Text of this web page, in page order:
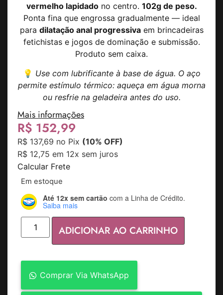
vermelho lapidadono centro. 102g de peso.
Ponta fina que engrossa gradualmente — ideal
para dilatação anal progressivaem brincadeiras
fetichistas e jogos de dominação e submissão.
Produto sem caixa.
💡 Use com lubrificante à base de água. O aço
permite estímulo térmico: aqueça em água morna
ou resfrie na geladeira antes do uso.
Mais informações
R$ 152,99
R$ 137,69 no Pix (10% OFF)
R$ 12,75 em 12x sem juros
Calcular Frete
Em estoque
Até 12x sem cartão com a Linha de Crédito.
Saiba mais
ADICIONAR AO CARRINHO
Comprar Via WhatsApp